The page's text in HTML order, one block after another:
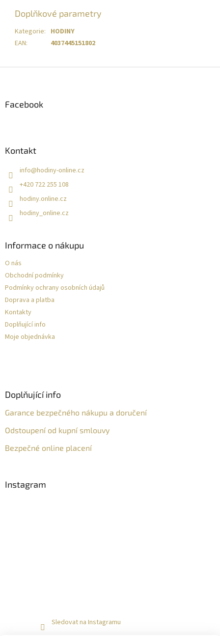
Doplňkové parametry
Kategorie: HODINY
EAN: 4037445151802
Facebook
Kontakt
info@hodiny-online.cz
+420 722 255 108
hodiny.online.cz
hodiny_online.cz
Informace o nákupu
O nás
Obchodní podmínky
Podmínky ochrany osobních údajů
Doprava a platba
Kontakty
Doplňující info
Moje objednávka
Doplňující info
Garance bezpečného nákupu a doručení
Odstoupení od kupní smlouvy
Bezpečné online placení
Instagram
Sledovat na Instagramu